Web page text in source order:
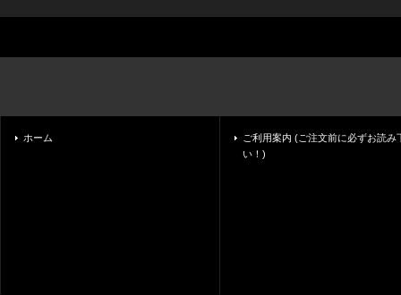
ホーム
ご利用案内 (ご注文前に必ずお読み
い！)